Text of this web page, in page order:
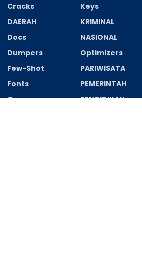
Cracks
DAERAH
Docs
Dumpers
Few-Shot
Fonts
Gog
Keys
KRIMINAL
NASIONAL
Optimizers
PARIWISATA
PEMERINTAH
PENDIDIKAN